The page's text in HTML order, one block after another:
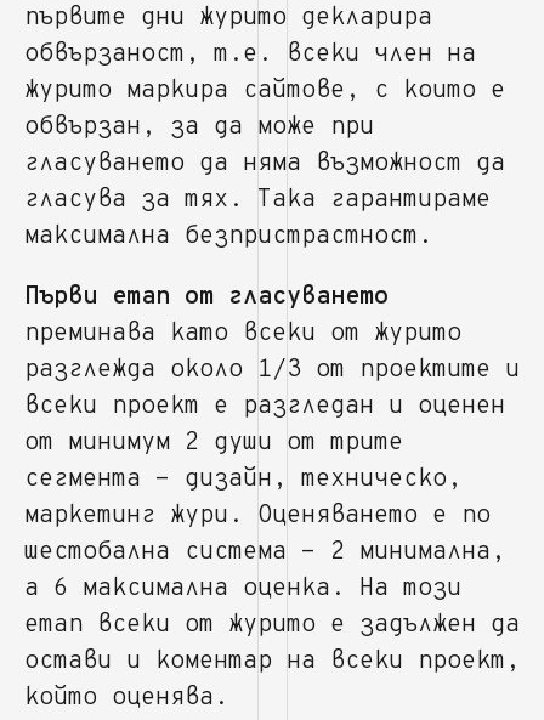
първите дни журито декларира
обвързаност, т.е. всеки член на
журито маркира сайтове, с които е
обвързан, за да може при
гласуването да няма възможност да
гласува за тях. Така гарантираме
максимална безпристрастност.
Първи етап от гласуването
преминава като всеки от журито
разглежда около 1/3 от проектите и
всеки проект е разгледан и оценен
от минимум 2 души от трите
сегмента - дизайн, техническо,
маркетинг жури. Оценяването е по
шестобална система - 2 минимална,
а 6 максимална оценка. На този
етап всеки от журито е задължен да
остави и коментар на всеки проект,
който оценява.